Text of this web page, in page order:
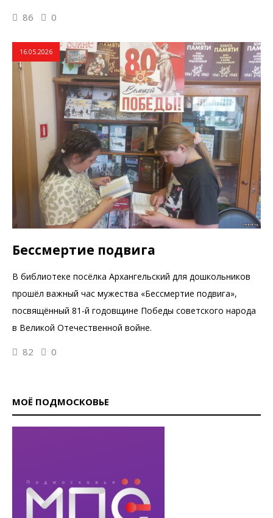
86 0
16.05.2026
Бессмертие подвига
В библиотеке посёлка Архангельский для дошкольников
прошёл важный час мужества «Бессмертие подвига»,
посвящённый 81-й годовщине Победы советского народа
в Великой Отечественной войне.
82 0
МОЁ ПОДМОСКОВЬЕ